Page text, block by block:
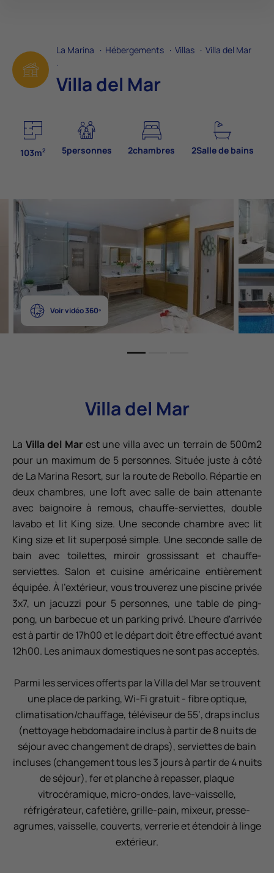
La Marina · Hébergements · Villas · Villa del Mar
·
Villa del Mar
103m2 5personnes 2chambres 2Salle de bains
Voir vidéo 360º
Villa del Mar
La Villa del Marest une villa avec un terrain de 500m2
pour un maximum de 5 personnes. Située juste à côté
de La Marina Resort, sur la route de Rebollo. Répartie en
deux chambres, une loft avec salle de bain attenante
avec baignoire à remous, chauffe-serviettes, double
lavabo et lit King size. Une seconde chambre avec lit
King size et lit superposé simple. Une seconde salle de
bain avec toilettes, miroir grossissant et chauffe-
serviettes. Salon et cuisine américaine entièrement
équipée. À l'extérieur, vous trouverez une piscine privée
3x7, un jacuzzi pour 5 personnes, une table de ping-
pong, un barbecue et un parking privé. L'heure d'arrivée
est à partir de 17h00 et le départ doit être effectué avant
12h00. Les animaux domestiques ne sont pas acceptés.
Parmi les services offerts par la Villa del Mar se trouvent
une place de parking, Wi-Fi gratuit - fibre optique,
climatisation/chauffage, téléviseur de 55’, draps inclus
(nettoyage hebdomadaire inclus à partir de 8 nuits de
séjour avec changement de draps), serviettes de bain
incluses (changement tous les 3 jours à partir de 4 nuits
de séjour), fer et planche à repasser, plaque
vitrocéramique, micro-ondes, lave-vaisselle,
réfrigérateur, cafetière, grille-pain, mixeur, presse-
agrumes, vaisselle, couverts, verrerie et étendoir à linge
extérieur.